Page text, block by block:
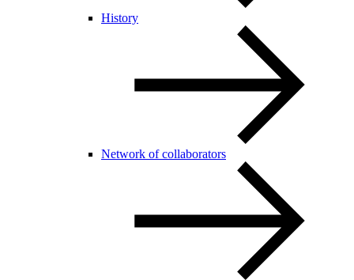
History
Network of collaborators